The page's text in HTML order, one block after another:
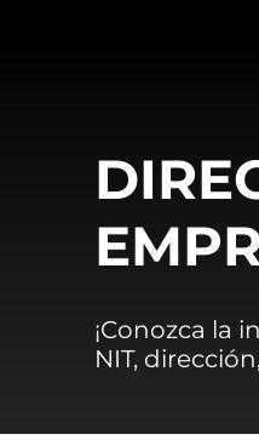
¡Conozca la
NIT,